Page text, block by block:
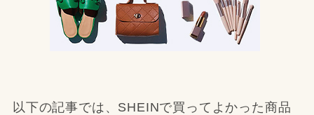
以下の記事では、SHEINで買ってよかった商品